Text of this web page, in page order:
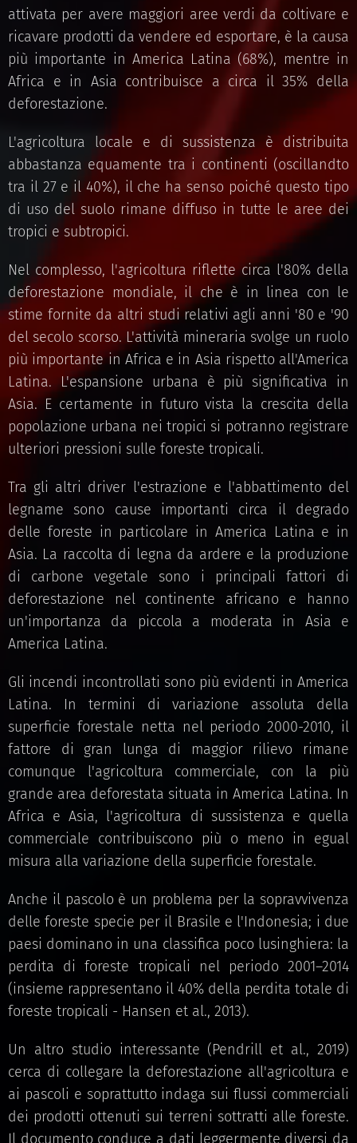
attivata per avere maggiori aree verdi da coltivare e
ricavare prodotti da vendere ed esportare, è la causa
più importante in America Latina (68%), mentre in
Africa e in Asia contribuisce a circa il 35% della
deforestazione.
L'agricoltura locale e di sussistenza è distribuita
abbastanza equamente tra i continenti (oscillandto
tra il 27 e il 40%), il che ha senso poiché questo tipo
di uso del suolo rimane diffuso in tutte le aree dei
tropici e subtropici.
Nel complesso, l'agricoltura riflette circa l'80% della
deforestazione mondiale, il che è in linea con le
stime fornite da altri studi relativi agli anni '80 e '90
del secolo scorso. L'attività mineraria svolge un ruolo
più importante in Africa e in Asia rispetto all'America
Latina. L'espansione urbana è più significativa in
Asia. E certamente in futuro vista la crescita della
popolazione urbana nei tropici si potranno registrare
ulteriori pressioni sulle foreste tropicali.
Tra gli altri driver l'estrazione e l'abbattimento del
legname sono cause importanti circa il degrado
delle foreste in particolare in America Latina e in
Asia. La raccolta di legna da ardere e la produzione
di carbone vegetale sono i principali fattori di
deforestazione nel continente africano e hanno
un'importanza da piccola a moderata in Asia e
America Latina.
Gli incendi incontrollati sono più evidenti in America
Latina. In termini di variazione assoluta della
superficie forestale netta nel periodo 2000-2010, il
fattore di gran lunga di maggior rilievo rimane
comunque l'agricoltura commerciale, con la più
grande area deforestata situata in America Latina. In
Africa e Asia, l'agricoltura di sussistenza e quella
commerciale contribuiscono più o meno in egual
misura alla variazione della superficie forestale.
Anche il pascolo è un problema per la sopravvivenza
delle foreste specie per il Brasile e l'Indonesia; i due
paesi dominano in una classifica poco lusinghiera: la
perdita di foreste tropicali nel periodo 2001–2014
(insieme rappresentano il 40% della perdita totale di
foreste tropicali - Hansen et al., 2013).
Un altro studio interessante (Pendrill et al., 2019)
cerca di collegare la deforestazione all'agricoltura e
ai pascoli e soprattutto indaga sui flussi commerciali
dei prodotti ottenuti sui terreni sottratti alle foreste.
Il documento conduce a dati leggermente diversi da